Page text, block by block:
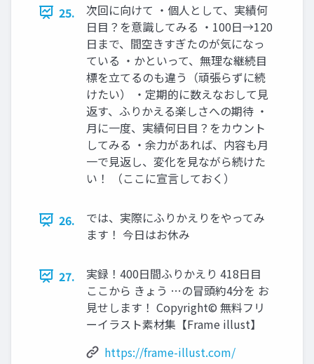
25.
次回に向けて ・個人として、実績何
日目？を意識してみる ・100日→120
日まで、間空きすぎたのが気になっ
ている ・かといって、無理な継続目
標を立てるのも違う（頑張らずに続
けたい） ・定期的に数えなおして見
返す、ふりかえる楽しさへの期待 ・
月に一度、実績何日目？をカウント
してみる ・余力があれば、内容も月
一で見返し、変化を見ながら続けた
い！ （ここに宣言しておく）
26.
では、実際にふりかえりをやってみ
ます！ 今日はお休み
27.
実録！400日間ふりかえり 418日目
ここから きょう …の冒頭約4分を お
見せします！ Copyright© 無料フリ
ーイラスト素材集【Frame illust】
https://frame-illust.com/